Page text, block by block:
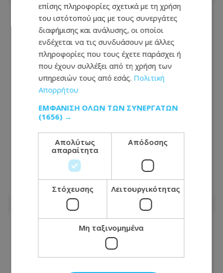
Οι επιχειρήσεις των 90 ημερών: Το
μεγάλο στοίχημα που κρίνει ολόκληρη
05.08.2026 - 06:20
επίσης πληροφορίες σχετικά με τη χρήση
του ιστότοπού μας με τους συνεργάτες
διαφήμισης και ανάλυσης, οι οποίοι
ενδέχεται να τις συνδυάσουν με άλλες
πληροφορίες που τους έχετε παράσχει ή
που έχουν συλλέξει από τη χρήση των
υπηρεσιών τους από εσάς. Πολιτική
Απορρήτου
ΕΜΦΆΝΙΣΗ ΌΛΩΝ ΤΩΝ ΣΥΝΕΡΓΑΤΏΝ
(1656) →
Απολύτως
απαραίτητα
Απόδοσης
Στόχευσης Λειτουργικότητας
Μη ταξινομημένα